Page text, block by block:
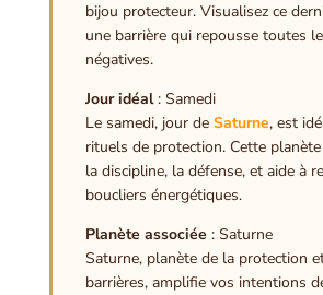
bijou protecteur. Visualisez ce
une barrière qui repousse toutes
négatives.
Jour idéal: Samedi
Le samedi, jour de Saturne, est
rituels de protection. Cette
la discipline, la défense, et aide à
boucliers énergétiques.
Planète associée : Saturne
Saturne, planète de la protection
barrières, amplifie vos intentions